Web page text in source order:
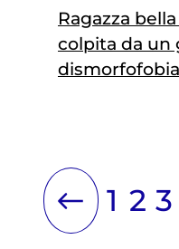
Ragazza
colpita da un
1 2 3